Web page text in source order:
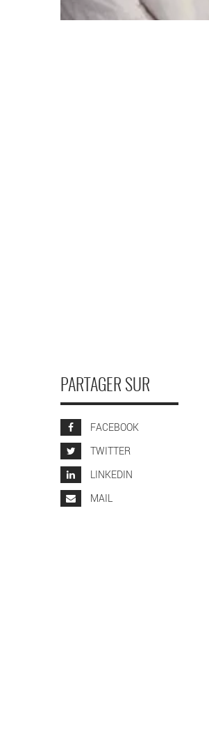
PARTAGER SUR
FACEBOOK
TWITTER
LINKEDIN
MAIL